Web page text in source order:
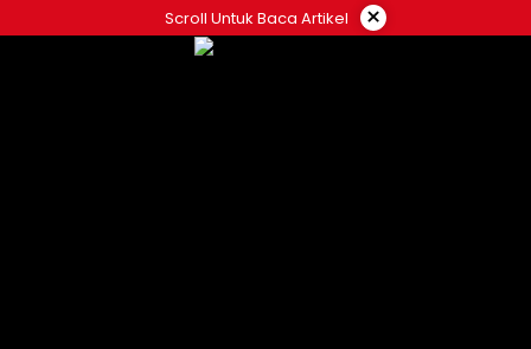
ke
Scroll Untuk Baca Artikel ×